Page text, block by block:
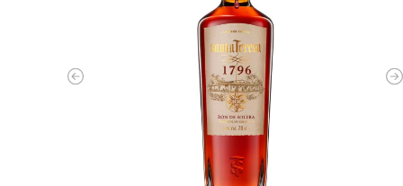
Previous